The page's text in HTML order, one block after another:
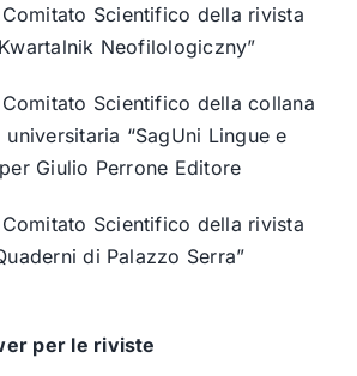
Scientifico della rivista
Neofilologiczny”
Scientifico della collana
“SagUni Lingue e
Giulio Perrone Editore
Scientifico della rivista
di Palazzo Serra”
per le riviste